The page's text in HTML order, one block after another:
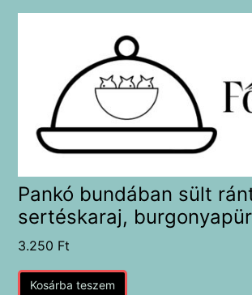
Pankó bundában sült
sertéskaraj,
3.250 Ft
Kosárba teszem